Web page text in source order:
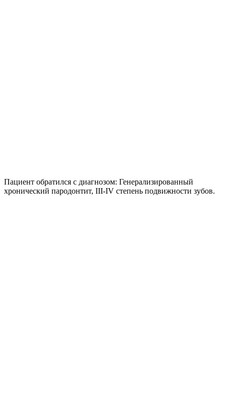
Пациент обратился с диагнозом: Генерализированный
хронический пародонтит, III-IV степень подвижности зубов.